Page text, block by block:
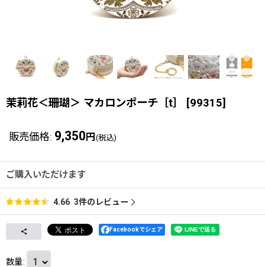
茉莉花＜珊瑚＞ マカロンポーチ［t］ [99315]
販売価格: 9,350 円 (税込)
ご購入いただけます
4.66 3件のレビュー
Facebookでシェア
数量: